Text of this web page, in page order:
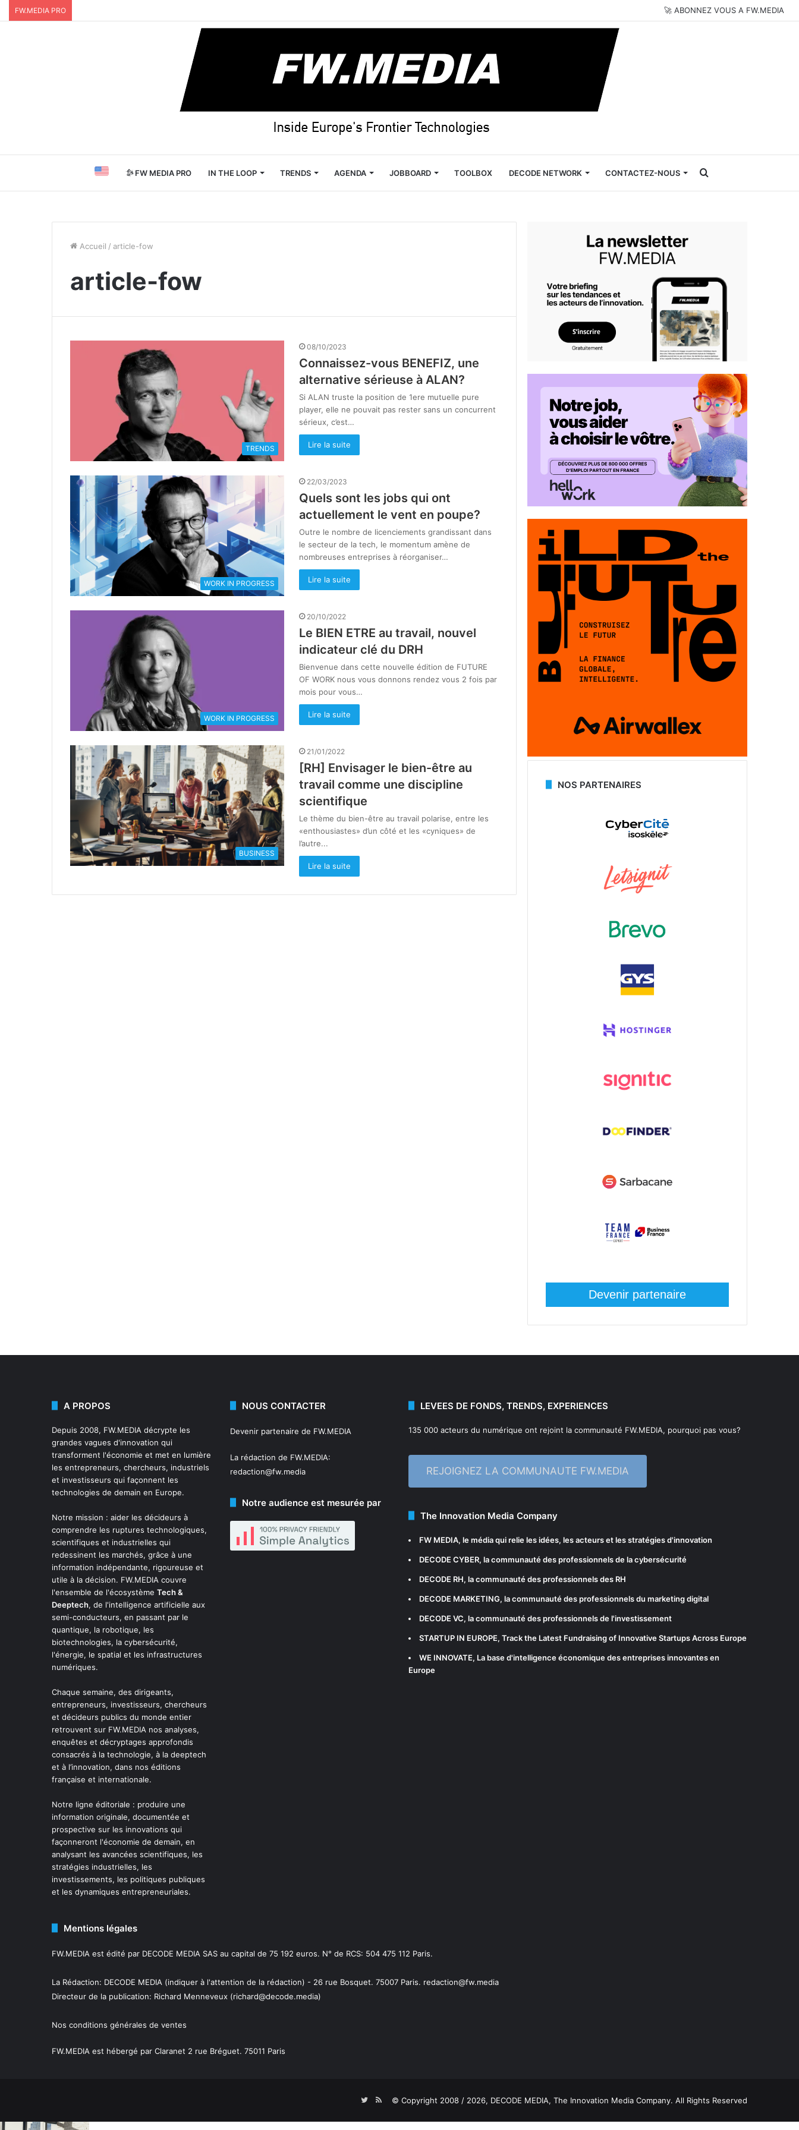
FW.MEDIA PRO 🚀 ABONNEZ VOUS A FW.MEDIA
FW MEDIA PRO IN THE LOOP TRENDS AGENDA JOBBOARD TOOLBOX DECODE NETWORK CONTACTEZ-NOUS Rechercher
Accueil / article-fow
article-fow
TRENDS
08/10/2023
Connaissez-vous BENEFIZ, une
alternative sérieuse à ALAN?
Si ALAN truste la position de 1ere mutuelle pure
player, elle ne pouvait pas rester sans un concurrent
sérieux, c’est…
Lire la suite
WORK IN PROGRESS
22/03/2023
Quels sont les jobs qui ont
actuellement le vent en poupe?
Outre le nombre de licenciements grandissant dans
le secteur de la tech, le momentum amène de
nombreuses entreprises à réorganiser…
Lire la suite
WORK IN PROGRESS
20/10/2022
Le BIEN ETRE au travail, nouvel
indicateur clé du DRH
Bienvenue dans cette nouvelle édition de FUTURE
OF WORK nous vous donnons rendez vous 2 fois par
mois pour vous…
Lire la suite
BUSINESS
21/01/2022
[RH] Envisager le bien-être au
travail comme une discipline
scientifique
Le thème du bien-être au travail polarise, entre les
«enthousiastes» d’un côté et les «cyniques» de
l’autre...
Lire la suite
NOS PARTENAIRES
Devenir partenaire
A PROPOS
Depuis 2008, FW.MEDIA décrypte les
grandes vagues d'innovation qui
transforment l'économie et met en lumière
les entrepreneurs, chercheurs, industriels
et investisseurs qui façonnent les
technologies de demain en Europe.
Notre mission : aider les décideurs à
comprendre les ruptures technologiques,
scientifiques et industrielles qui
redessinent les marchés, grâce à une
information indépendante, rigoureuse et
utile à la décision. FW.MEDIA couvre
l'ensemble de l'écosystème Tech &
Deeptech, de l'intelligence artificielle aux
semi-conducteurs, en passant par le
quantique, la robotique, les
biotechnologies, la cybersécurité,
l'énergie, le spatial et les infrastructures
numériques.
Chaque semaine, des dirigeants,
entrepreneurs, investisseurs, chercheurs
et décideurs publics du monde entier
retrouvent sur FW.MEDIA nos analyses,
enquêtes et décryptages approfondis
consacrés à la technologie, à la deeptech
et à l’innovation, dans nos éditions
française et internationale.
Notre ligne éditoriale : produire une
information originale, documentée et
prospective sur les innovations qui
façonneront l'économie de demain, en
analysant les avancées scientifiques, les
stratégies industrielles, les
investissements, les politiques publiques
et les dynamiques entrepreneuriales.
NOUS CONTACTER
Devenir partenaire de FW.MEDIA
La rédaction de FW.MEDIA:
redaction@fw.media
Notre audience est mesurée par
LEVEES DE FONDS, TRENDS, EXPERIENCES
135 000 acteurs du numérique ont rejoint la communauté FW.MEDIA, pourquoi pas vous?
REJOIGNEZ LA COMMUNAUTE FW.MEDIA
The Innovation Media Company
FW MEDIA, le média qui relie les idées, les acteurs et les stratégies d'innovation
DECODE CYBER, la communauté des professionnels de la cybersécurité
DECODE RH, la communauté des professionnels des RH
DECODE MARKETING, la communauté des professionnels du marketing digital
DECODE VC, la communauté des professionnels de l'investissement
STARTUP IN EUROPE, Track the Latest Fundraising of Innovative Startups Across Europe
WE INNOVATE, La base d'intelligence économique des entreprises innovantes en
Europe
Mentions légales
FW.MEDIA est édité par DECODE MEDIA SAS au capital de 75 192 euros. N° de RCS: 504 475 112 Paris.
La Rédaction: DECODE MEDIA (indiquer à l'attention de la rédaction) - 26 rue Bosquet. 75007 Paris. redaction@fw.media
Directeur de la publication: Richard Menneveux (richard@decode.media)
Nos conditions générales de ventes
FW.MEDIA est hébergé par Claranet 2 rue Bréguet. 75011 Paris
© Copyright 2008 / 2026, DECODE MEDIA, The Innovation Media Company. All Rights Reserved
Twitter
RSS